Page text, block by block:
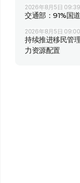
2026年8月5日 09:39
交通部：91%国
2026年8月5日 09:00
持续推进移民管
力资源配置